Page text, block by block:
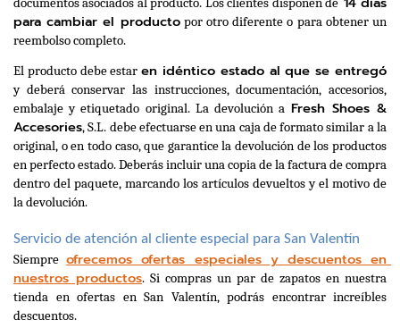
para cambiar el producto por otro diferente o para obtener un
reembolso completo.
El producto debe estar en idéntico estado al que se entregó
y deberá conservar las instrucciones, documentación, accesorios,
embalaje y etiquetado original. La devolución a Fresh Shoes &
Accesories, S.L. debe efectuarse en una caja de formato similar a la
original, o en todo caso, que garantice la devolución de los productos
en perfecto estado. Deberás incluir una copia de la factura de compra
dentro del paquete, marcando los artículos devueltos y el motivo de
la devolución.
Servicio de atención al cliente especial para San Valentín
Siempre ofrecemos ofertas especiales y descuentos en
nuestros productos. Si compras un par de zapatos en nuestra
tienda en ofertas en San Valentín, podrás encontrar increíbles
descuentos.